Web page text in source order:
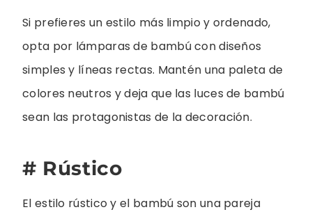
Si prefieres un estilo más limpio y ordenado,
opta por lámparas de bambú con diseños
simples y líneas rectas. Mantén una paleta de
colores neutros y deja que las luces de bambú
sean las protagonistas de la decoración.
# Rústico
El estilo rústico y el bambú son una pareja